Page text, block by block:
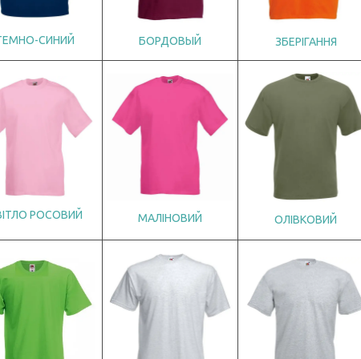
ЕМНО-СИНИЙ БОРДОВЫЙ ЗБЕРІГАННЯ
РОСОВИЙ МАЛІНОВИЙ ОЛІВКОВИЙ